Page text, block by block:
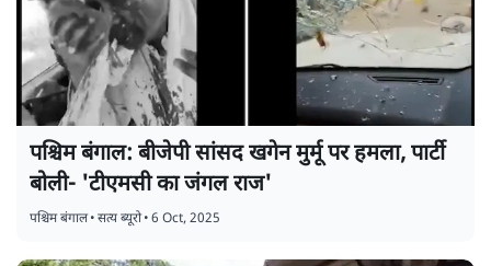
पश्चिम बंगाल: बीजेपी सांसद खगेन मुर्मू पर हमला, पार्टी
बोली- 'टीएमसी का जंगल राज'
पश्चिम बंगाल•सत्य ब्यूरो•6 Oct, 2025